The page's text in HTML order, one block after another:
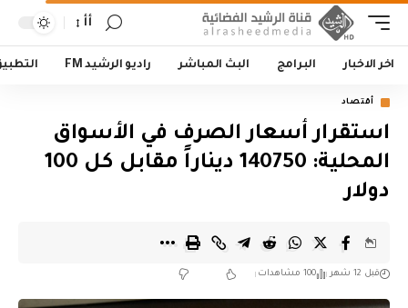
أأ
اخر الاخبار البرامج البث المباشر راديو الرشيد FM
أقتصاد
استقرار أسعار الصرف في الأسواق
المحلية: 140750 ديناراً مقابل كل 100
دولار
قبل 12 شهر 100 مشاهدات